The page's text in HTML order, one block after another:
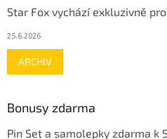
Star Fox vychází exkluzivně
25.6.2026
ARCHIV
Bonusy zdarma
Pin Set a samolepky zdarma k